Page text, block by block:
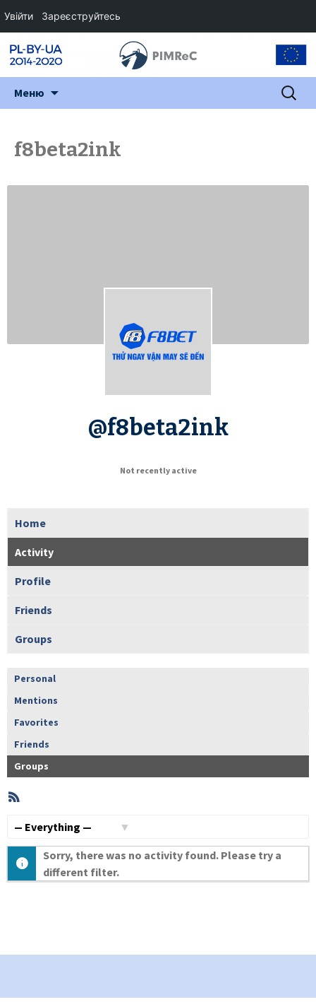
Меню Пошук:
f8beta2ink
@f8beta2ink
Not recently active
Home
Activity
Profile
Friends
Groups
Personal
Mentions
Favorites
Friends
Groups
Member
Activities
Sorry, there was no activity found. Please try a
different filter.
Увійти Зареєструйтесь